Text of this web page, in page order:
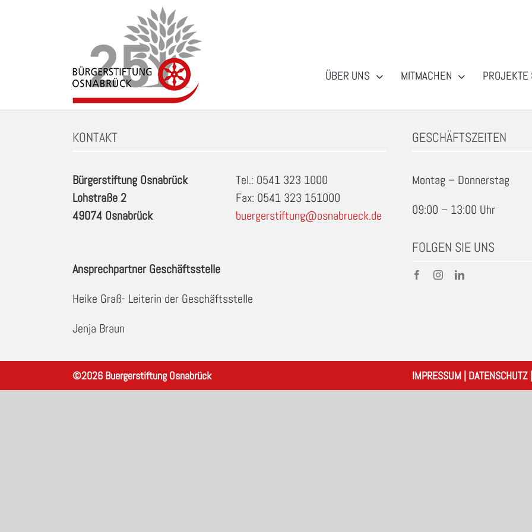
ÜBER UNS MITMACHEN PROJEKTE
Schlagwort: Ponystunden für jüngere Kinder in Osnabrueck
KONTAKT
Bürgerstiftung Osnabrück
Lohstraße 2
49074 Osnabrück
Tel.: 0541 323 1000
Fax: 0541 323 151000
buergerstiftung@osnabrueck.de
Ansprechpartner Geschäftsstelle
Heike Graß- Leiterin der Geschäftsstelle
Jenja Braun
GESCHÄFTSZEITEN
Montag – Donnerstag
09:00 – 13:00 Uhr
FOLGEN SIE UNS
©2026 Buergerstiftung Osnabrück IMPRESSUM | DATENSCHUTZ|